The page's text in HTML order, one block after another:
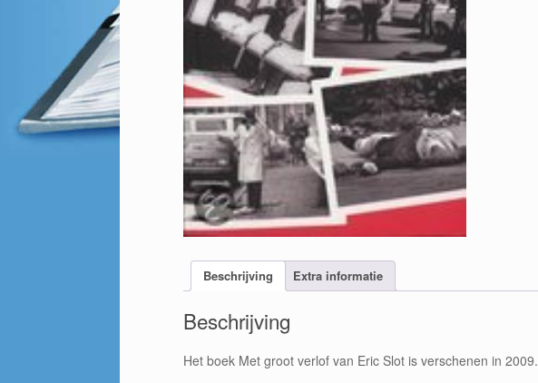
Beschrijving Extra informatie
Beschrijving
Het boek Met groot verlof van Eric Slot is verschenen in 2009.